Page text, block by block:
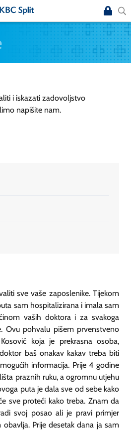
i iskazati zadovoljstvo
napišite nam.
sve vaše zaposlenike. Tijekom
sam hospitalizirana i imala sam
vaših doktora i za svakoga
Ovu pohvalu pišem prvenstveno
koja je prekrasna osoba,
baš onakav kakav treba biti
informacija. Prije 4 godine
praznih ruku, a ogromnu utjehu
puta je dala sve od sebe kako
sve proteći kako treba. Znam da
svoj posao ali je pravi primjer
Prije desetak dana ja sam